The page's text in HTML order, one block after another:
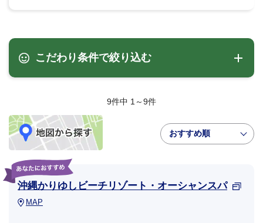
こだわり条件で絞り込む
9件中 1～9件
おすすめ順
沖縄かりゆしビーチリゾート・オーシャンスパ
MAP